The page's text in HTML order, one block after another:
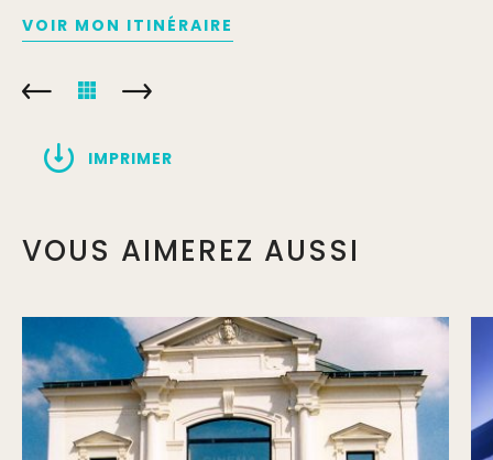
VOIR MON ITINÉRAIRE
IMPRIMER
VOUS AIMEREZ AUSSI